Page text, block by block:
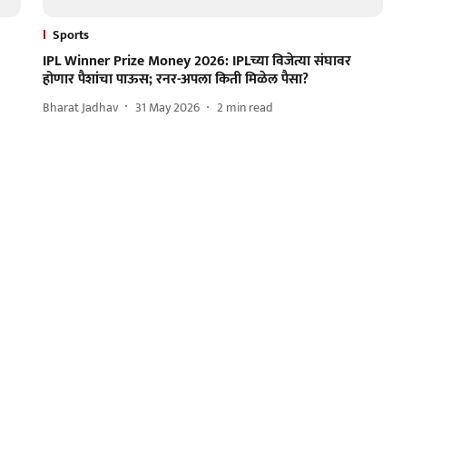
Sports
IPL Winner Prize Money 2026: IPLच्या विजेत्या संघावर
होणार पैशांचा पाऊस; रनर-अपला किती मिळेल पैसा?
Bharat Jadhav 31 May 2026 2min read